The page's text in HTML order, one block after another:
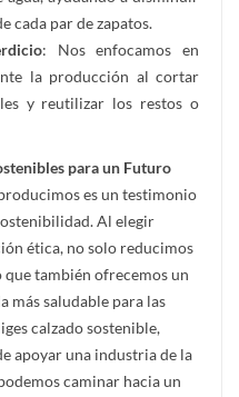
cada par de zapatos.
: Nos enfocamos en
la producción al cortar
y reutilizar los restos o
para un Futuro
es un testimonio
Al elegir
ética, no solo reducimos
también ofrecemos un
más saludable para las
calzado sostenible,
apoyar una industria de la
caminar hacia un